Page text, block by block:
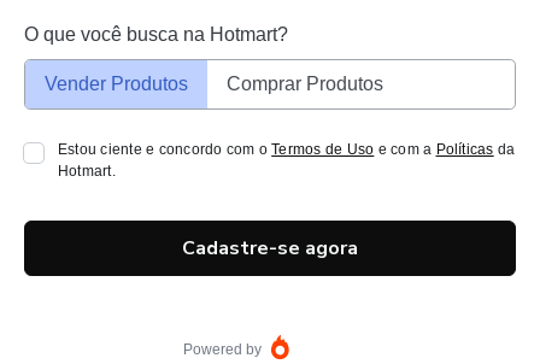
O que você busca na Hotmart?
Vender Produtos Comprar Produtos
Estou ciente e concordo com oTermos de Uso e com a Políticas da
Hotmart.
Cadastre-se agora
Powered by